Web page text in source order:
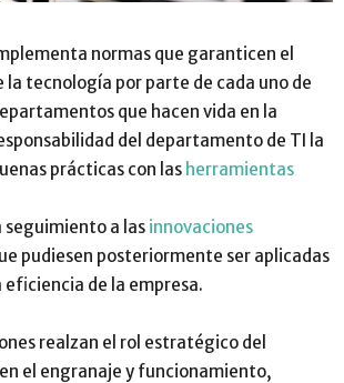
normas que garanticen el
la tecnología por parte de cada uno de
que hacen vida en la
del departamento de TI la
prácticas con las herramientas
seguimiento a las innovaciones
pudiesen posteriormente ser aplicadas
eficiencia de la empresa.
realzan el rol estratégico del
el engranaje y funcionamiento,